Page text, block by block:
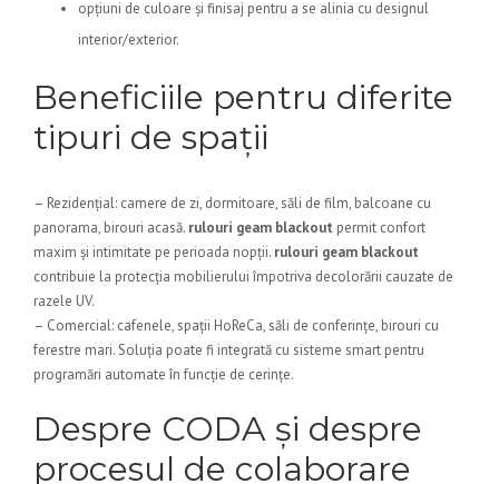
opțiuni de culoare și finisaj pentru a se alinia cu designul
interior/exterior.
Beneficiile pentru diferite
tipuri de spații
– Rezidențial: camere de zi, dormitoare, săli de film, balcoane cu
panorama, birouri acasă. rulouri geam blackout permit confort
maxim și intimitate pe perioada nopții. rulouri geam blackout
contribuie la protecția mobilierului împotriva decolorării cauzate de
razele UV.
– Comercial: cafenele, spații HoReCa, săli de conferințe, birouri cu
ferestre mari. Soluția poate fi integrată cu sisteme smart pentru
programări automate în funcție de cerințe.
Despre CODA și despre
procesul de colaborare